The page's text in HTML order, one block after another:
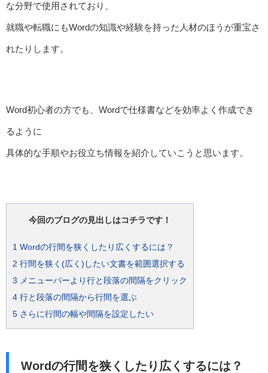
な分野で使用されており、
就職や転職にもWordの知識や経験を持った人材のほうが重宝さ
れたりします。
Word初心者の方でも、Wordで仕様書などを効率よく作成でき
るように
具体的な手順やお役立ち情報を紹介していこうと思います。
今回のブログの見出しはコチラです！
1 Wordの行間を狭くしたり広くするには？
2 行間を狭く(広く)したい文書を範囲選択する
3 メニューバーより行と段落の間隔をクリック
4 行と段落の間隔から行間を選ぶ
5 さらに行間の幅や間隔を設定したい
Wordの行間を狭くしたり広くするには？